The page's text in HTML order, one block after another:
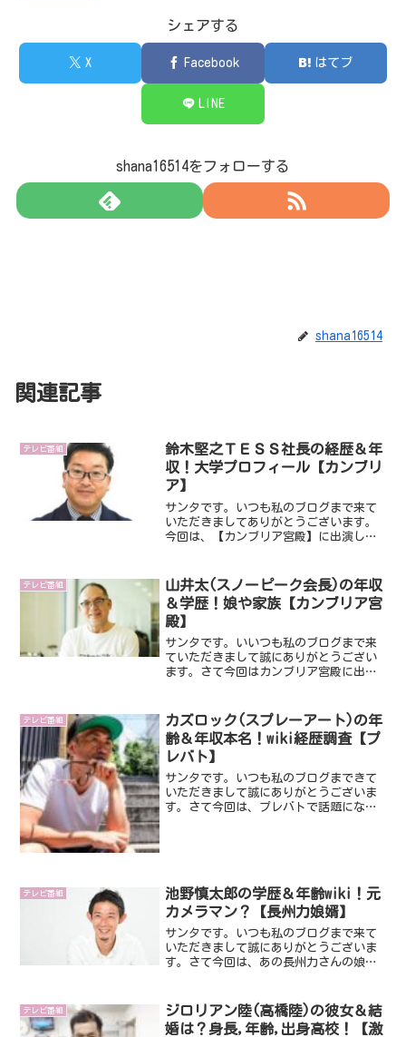
シェアする
X Facebook はてブ
LINE
shana16514をフォローする
shana16514
関連記事
テレビ番組
鈴木堅之ＴＥＳＳ社長の経歴＆年
収！大学プロフィール【カンブリ
ア】
サンタです。いつも私のブログまで来て
いただきましてありがとうございます。
今回は、【カンブリア宮殿】に出演し話
な企業TESS。そんなTESSの社長である鈴
木堅之さんにつ...
テレビ番組
山井太(スノーピーク会長)の年収
＆学歴！娘や家族【カンブリア宮
殿】
サンタです。いいつも私のブログまで来
ていただきまして誠にありがとうござい
ます。さて今回はカンブリア宮殿に出演
でしょうね。気になったのでみていくこ
とにします。ではさっそく...
テレビ番組
カズロック(スプレーアート)の年
齢＆年収本名！wiki経歴調査【プ
レバト】
サンタです。いつも私のブログまできて
いただきまして誠にありがとうございま
す。さて今回は、プレバトで話題になっ
テレビ番組
池野慎太郎の学歴＆年齢wiki！元
カメラマン？【長州力娘婿】
サンタです。いつも私のブログまで来て
いただきまして誠にありがとうございま
す。さて今回は、あの長州力さんの娘婿
のでみていくことにしました。ではさっ
そくみていきましょう。ス...
テレビ番組
ジロリアン陸(高橋陸)の彼女＆結
婚は？身長,年齢,出身高校！【激